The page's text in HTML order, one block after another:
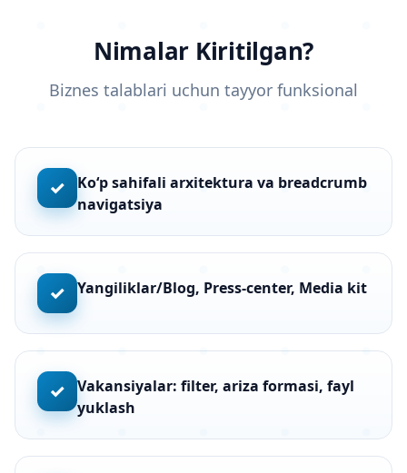
Nimalar Kiritilgan?
Biznes talablari uchun tayyor funksional
✓
Ko‘p sahifali arxitektura va breadcrumb
navigatsiya
✓ Yangiliklar/Blog, Press-center, Media kit
✓
Vakansiyalar: filter, ariza formasi, fayl
yuklash